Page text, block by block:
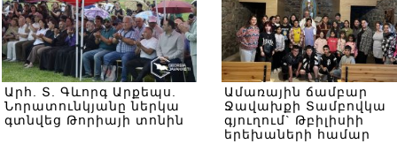
Արհ. Տ. Գևորգ Արքեպս.
Նորատունկյանը ներկա
գտնվեց Թորիայի տոնին
Ամառային ճամբար
Ջավախքի Տամբովկա
գյուղում` Թբիլիսիի
երեխաների համար